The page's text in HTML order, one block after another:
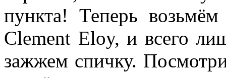
пункта! Теперь
Clement Eloy, и всего
зажжем спичку.